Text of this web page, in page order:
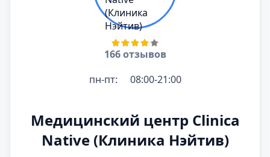
166 отзывов
пн-пт:
08:00-21:00
Медицинский центр Clinica
Native (Клиника Нэйтив)